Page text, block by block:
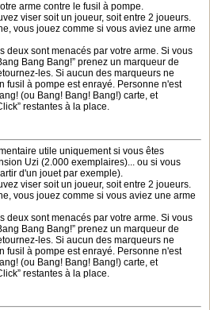
arme contre le fusil à pompe.
viser soit un joueur, soit entre 2 joueurs.
vous jouez comme si vous aviez une arme
deux sont menacés par votre arme. Si vous
Bang Bang!” prenez un marqueur de
les. Si aucun des marqueurs ne
fusil à pompe est enrayé. Personne n'est
(ou Bang! Bang! Bang!) carte, et
restantes à la place.
utile uniquement si vous êtes
Uzi (2.000 exemplaires)... ou si vous
d'un jouet par exemple).
viser soit un joueur, soit entre 2 joueurs.
vous jouez comme si vous aviez une arme
deux sont menacés par votre arme. Si vous
Bang Bang!” prenez un marqueur de
les. Si aucun des marqueurs ne
fusil à pompe est enrayé. Personne n'est
(ou Bang! Bang! Bang!) carte, et
restantes à la place.